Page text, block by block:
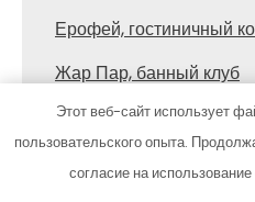
Ерофей, гостиничный
Жар Пар, банный клуб
Жемчужина, сауна
Этот веб-сайт использует
пользовательского опыта.
согласие на